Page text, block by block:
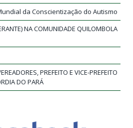
da Conscientização do Autismo
NA COMUNIDADE QUILOMBOLA
PREFEITO E VICE-PREFEITO
DO PARÁ